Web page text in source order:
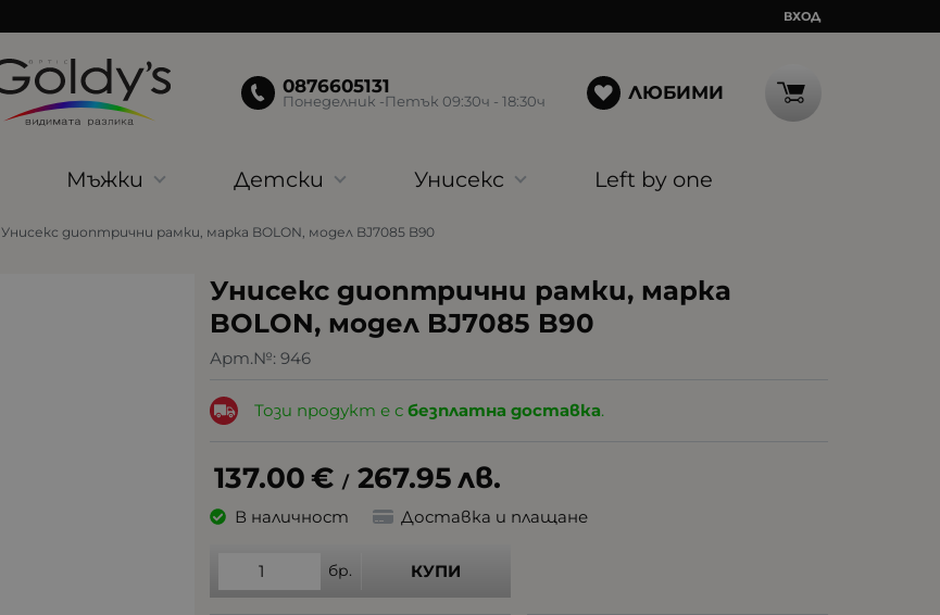
ВХОД
0876605131
Понеделник -Петък 09:30ч - 18:30ч ЛЮБИМИ
Мъжки Детски Унисекс Left by one
Унисекс диоптрични рамки, марка BOLON, модел BJ7085 B90
Унисекс диоптрични рамки, марка
BOLON, модел BJ7085 B90
Арт.№: 946
Този продукт е сбезплатна доставка.
137.00€ / 267.95лв.
В наличност Доставка и плащане
бр. КУПИ